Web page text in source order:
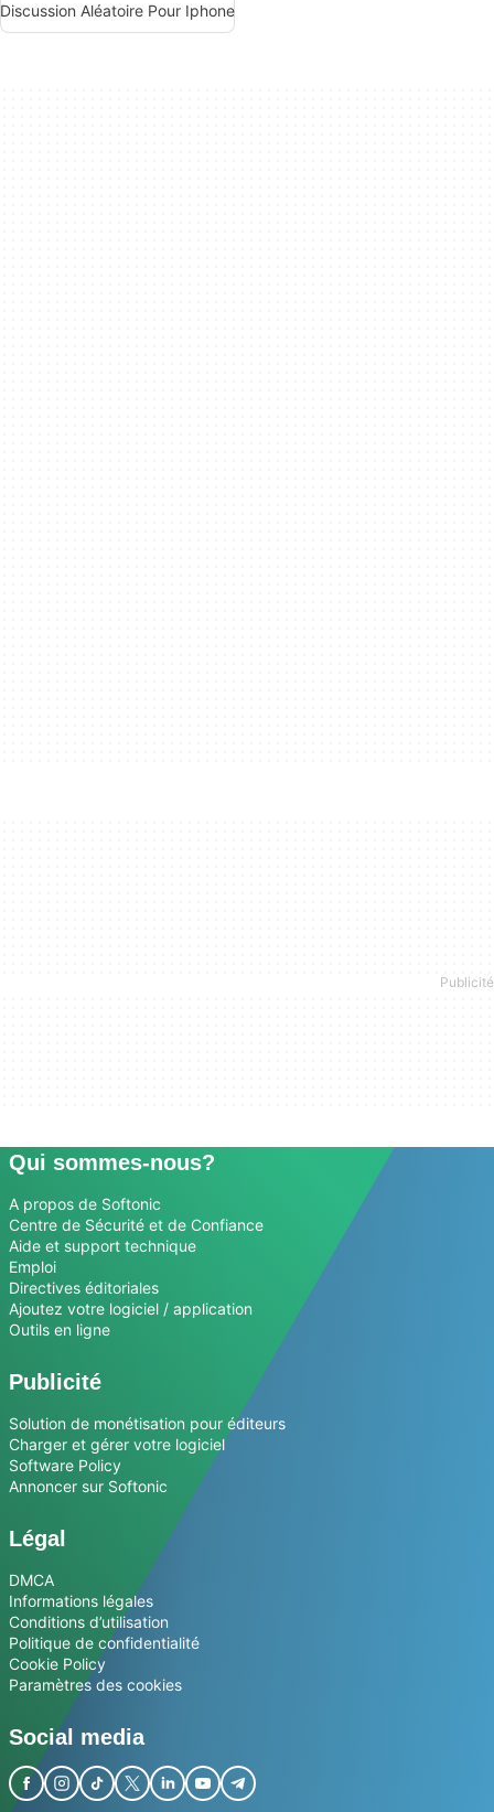
Discussion Aléatoire Pour Iphone
Qui sommes-nous?
A propos de Softonic
Centre de Sécurité et de Confiance
Aide et support technique
Emploi
Directives éditoriales
Ajoutez votre logiciel / application
Outils en ligne
Publicité
Solution de monétisation pour éditeurs
Charger et gérer votre logiciel
Software Policy
Annoncer sur Softonic
Légal
DMCA
Informations légales
Conditions d’utilisation
Politique de confidentialité
Cookie Policy
Paramètres des cookies
Social media